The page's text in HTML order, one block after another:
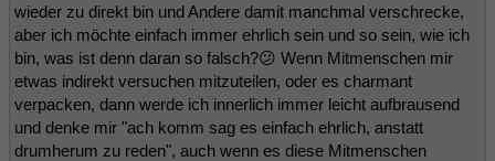
wieder zu direkt bin und Andere damit manchmal verschrecke,
aber ich möchte einfach immer ehrlich sein und so sein, wie ich
bin, was ist denn daran so falsch?😕 Wenn Mitmenschen mir
etwas indirekt versuchen mitzuteilen, oder es charmant
verpacken, dann werde ich innerlich immer leicht aufbrausend
und denke mir "ach komm sag es einfach ehrlich, anstatt
drumherum zu reden", auch wenn es diese Mitmenschen